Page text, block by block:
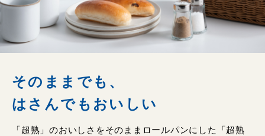
そのままでも、
はさんでもおいしい
「超熟」のおいしさをそのままロールパンにした「超熟